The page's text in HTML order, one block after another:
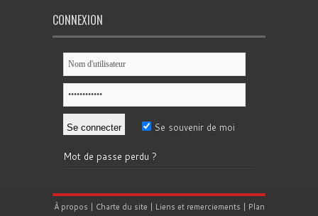
CONNEXION
Se souvenir de moi
Mot de passe perdu ?
À propos | Charte du site | Liens et remerciements | Plan